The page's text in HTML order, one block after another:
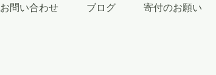
お問い合わせ ブログ 寄付のお願い